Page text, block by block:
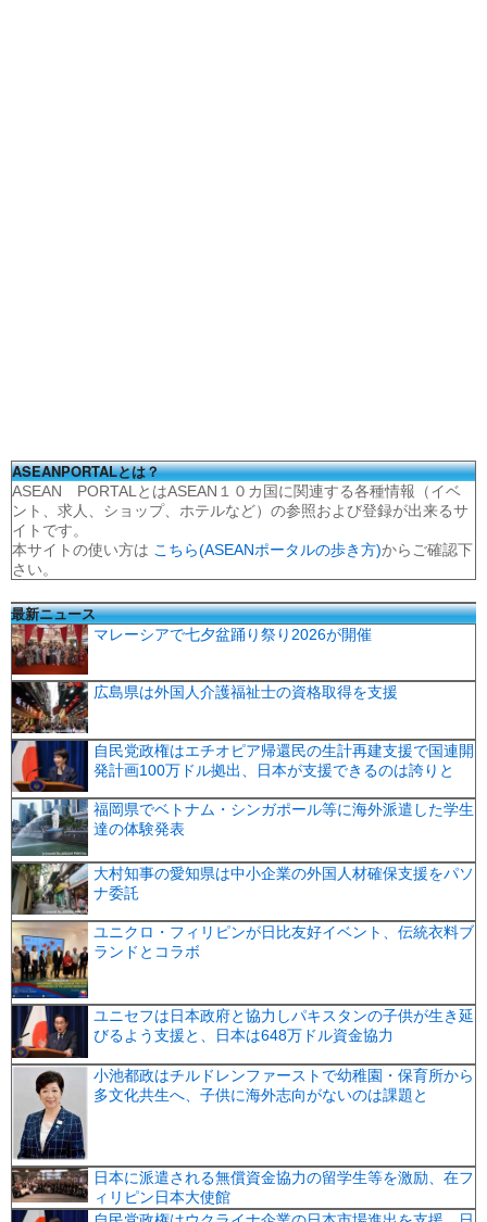
ASEANPORTALとは？
ASEAN PORTALとはASEAN１０カ国に関連する各種情報（イベ
ント、求人、ショップ、ホテルなど）の参照および登録が出来るサ
イトです。
本サイトの使い方は こちら(ASEANポータルの歩き方)からご確認下
さい。
最新ニュース
マレーシアで七夕盆踊り祭り2026が開催
広島県は外国人介護福祉士の資格取得を支援
自民党政権はエチオピア帰還民の生計再建支援で国連開
発計画100万ドル拠出、日本が支援できるのは誇りと
福岡県でベトナム・シンガポール等に海外派遣した学生
達の体験発表
大村知事の愛知県は中小企業の外国人材確保支援をパソ
ナ委託
ユニクロ・フィリピンが日比友好イベント、伝統衣料ブ
ランドとコラボ
ユニセフは日本政府と協力しパキスタンの子供が生き延
びるよう支援と、日本は648万ドル資金協力
小池都政はチルドレンファーストで幼稚園・保育所から
多文化共生へ、子供に海外志向がないのは課題と
日本に派遣される無償資金協力の留学生等を激励、在フ
ィリピン日本大使館